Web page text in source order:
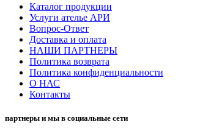
Каталог продукции
Услуги ателье АРИ
Вопрос-Ответ
Доставка и оплата
НАШИ ПАРТНЕРЫ
Политика возврата
Политика конфиденциальности
О НАС
Контакты
партнеры и мы в социальные сети